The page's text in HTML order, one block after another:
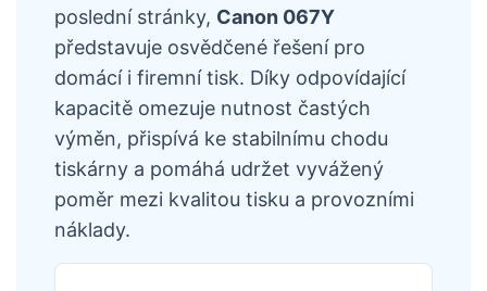
poslední stránky, Canon 067Y
představuje osvědčené řešení pro
domácí i firemní tisk. Díky odpovídající
kapacitě omezuje nutnost častých
výměn, přispívá ke stabilnímu chodu
tiskárny a pomáhá udržet vyvážený
poměr mezi kvalitou tisku a provozními
náklady.